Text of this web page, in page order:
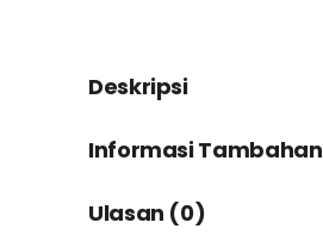
Deskripsi
Informasi Tambahan
Ulasan (0)